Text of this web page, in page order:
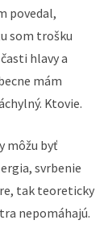
povedal,
som trošku
hlavy a
mám
Ktovie.
môžu byť
svrbenie
tak teoreticky
nepomáhajú.